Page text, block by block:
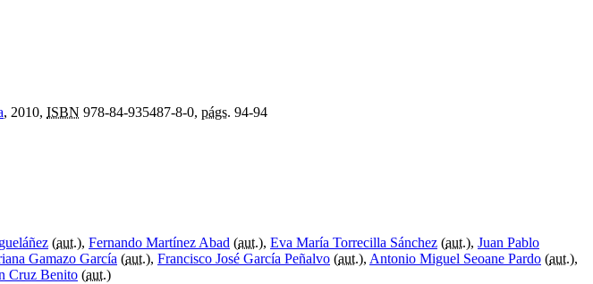
, 2010, ISBN 978-84-935487-8-0, págs. 94-94
(aut.), Fernando Martínez Abad (aut.), Eva María Torrecilla Sánchez (aut.), Juan Pablo
Gamazo García (aut.), Francisco José García Peñalvo (aut.), Antonio Miguel Seoane Pardo (aut.),
Cruz Benito (aut.)